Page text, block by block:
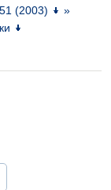
(2003)
»